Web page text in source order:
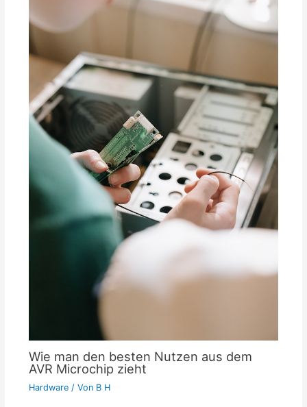
Wie man den besten Nutzen aus dem
AVR Microchip zieht
Hardware/ Von B H